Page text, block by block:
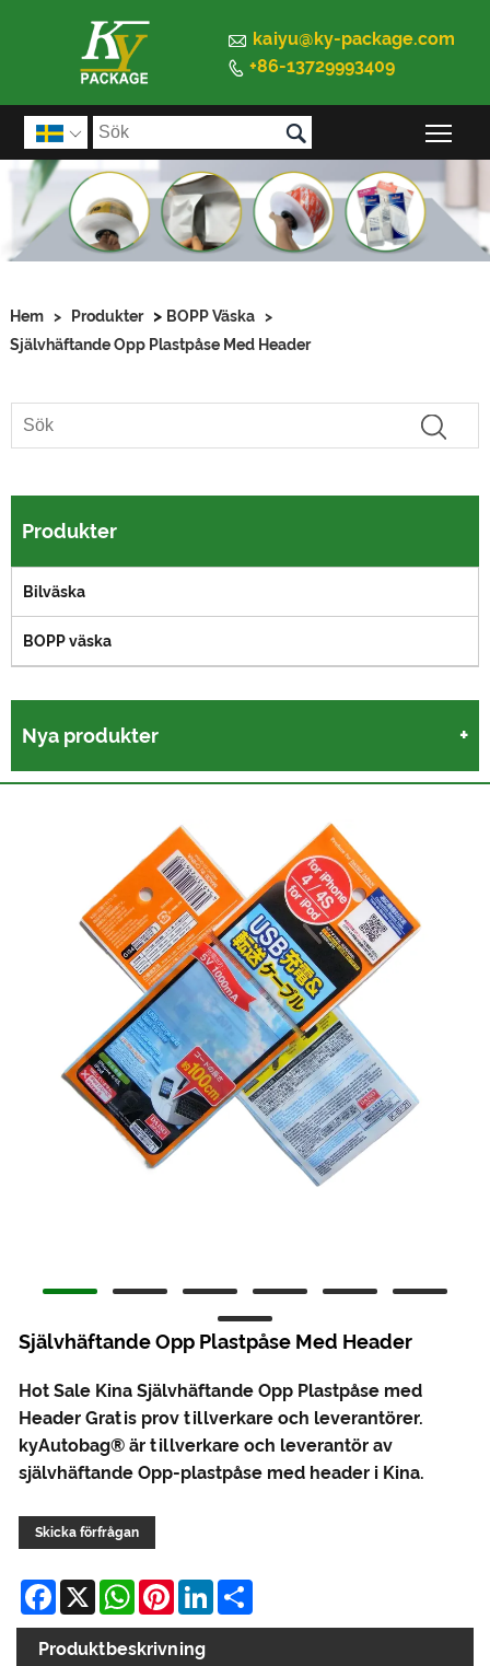
 kaiyu@ky-package.com
 +86-13729993409
 
Hem > Produkter > BOPP Väska >
Självhäftande Opp Plastpåse Med Header
Produkter
Bilväska
BOPP väska
Nya produkter
Självhäftande Opp Plastpåse Med Header
Hot Sale Kina Självhäftande Opp Plastpåse med
Header Gratis prov tillverkare och leverantörer.
kyAutobag® är tillverkare och leverantör av
självhäftande Opp-plastpåse med header i Kina.
Skicka förfrågan
Facebook
X WhatsApp
Pinterest
LinkedIn
Produktbeskrivning